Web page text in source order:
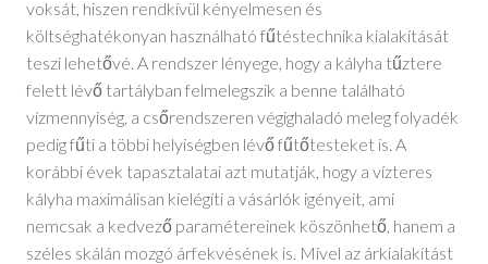
voksát, hiszen rendkívül kényelmesen és
költséghatékonyan használható fűtéstechnika kialakítását
teszi lehetővé. A rendszer lényege, hogy a kályha tűztere
felett lévő tartályban felmelegszik a benne található
vízmennyiség, a csőrendszeren végighaladó meleg folyadék
pedig fűti a többi helyiségben lévő fűtőtesteket is. A
korábbi évek tapasztalatai azt mutatják, hogy a vízteres
kályha maximálisan kielégíti a vásárlók igényeit, ami
nemcsak a kedvező paramétereinek köszönhető, hanem a
széles skálán mozgó árfekvésének is. Mivel az árkialakítást